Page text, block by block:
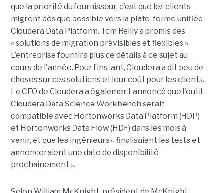
que la priorité du fournisseur, c’est que les clients
migrent dès que possible vers la plate-forme unifiée
Cloudera Data Platform. Tom Reilly a promis des
« solutions de migration prévisibles et flexibles ».
L’entreprise fournira plus de détails à ce sujet au
cours de l'année. Pour l’instant, Cloudera a dit peu de
choses sur ces solutions et leur coût pour les clients.
Le CEO de Cloudera a également annoncé que l'outil
Cloudera Data Science Workbench serait
compatible avec Hortonworks Data Platform (HDP)
et Hortonworks Data Flow (HDF) dans les mois à
venir, et que les ingénieurs « finalisaient les tests et
annonceraient une date de disponibilité
prochainement ».